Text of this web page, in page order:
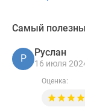
Самый
Р
Руслан
16 июля
Оценка: